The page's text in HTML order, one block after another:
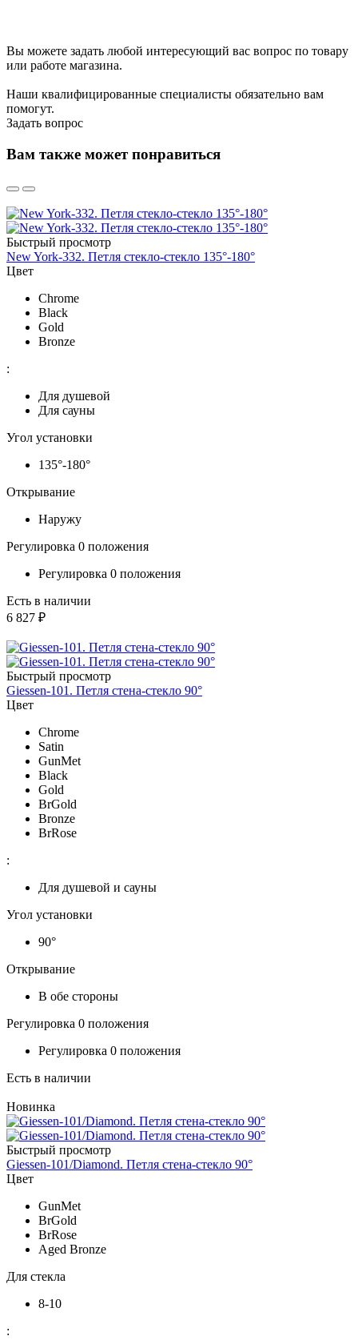
Вы можете задать любой интересующий вас вопрос по товару
или работе магазина.
Наши квалифицированные специалисты обязательно вам
помогут.
Задать вопрос
Вам также может понравиться
Быстрый просмотр
New York-332. Петля стекло-стекло 135°-180°
Цвет
Chrome
Black
Gold
Bronze
:
Для душевой
Для сауны
Угол установки
135°-180°
Открывание
Наружу
Регулировка 0 положения
Регулировка 0 положения
Есть в наличии
6 827 ₽
Быстрый просмотр
Giessen-101. Петля стена-стекло 90°
Цвет
Chrome
Satin
GunMet
Black
Gold
BrGold
Bronze
BrRose
:
Для душевой и сауны
Угол установки
90°
Открывание
В обе стороны
Регулировка 0 положения
Регулировка 0 положения
Есть в наличии
Новинка
Быстрый просмотр
Giessen-101/Diamond. Петля стена-стекло 90°
Цвет
GunMet
BrGold
BrRose
Aged Bronze
Для стекла
8-10
: